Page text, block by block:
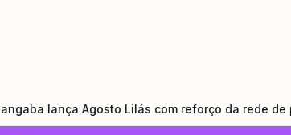
lança Agosto Lilás com reforço da rede de